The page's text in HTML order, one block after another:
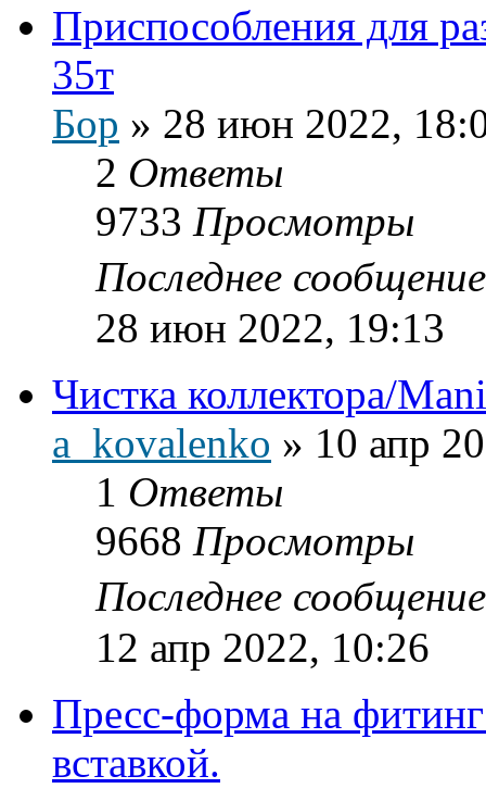
Приспособления для
35т
Бор » 28 июн 2022,
2 Ответы
9733 Просмотры
Последнее
28 июн 2022, 19:13
Чистка коллектора/
a_kovalenko » 10 апр
1 Ответы
9668 Просмотры
Последнее
12 апр 2022, 10:26
Пресс-форма на
вставкой.